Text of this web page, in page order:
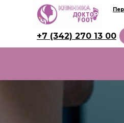
+7 (342) 270 13 00